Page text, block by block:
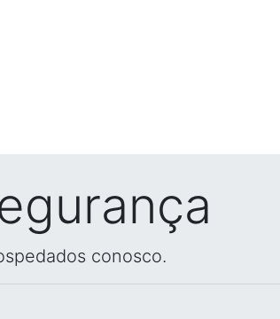
conosco.